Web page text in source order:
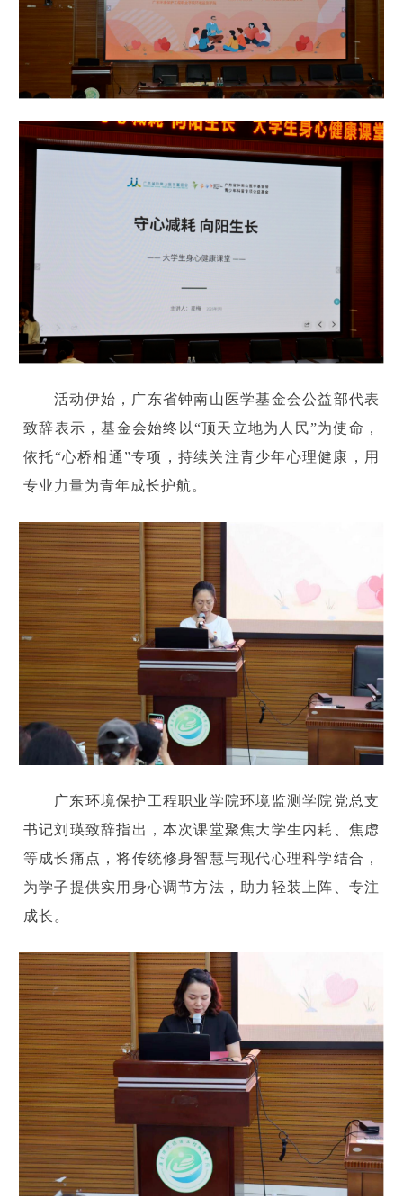
活动伊始，广东省钟南山医学基金会公益部代表
致辞表示，基金会始终以“顶天立地为人民”为使命，
依托“心桥相通”专项，持续关注青少年心理健康，用
专业力量为青年成长护航。
广东环境保护工程职业学院环境监测学院党总支
书记刘瑛致辞指出，本次课堂聚焦大学生内耗、焦虑
等成长痛点，将传统修身智慧与现代心理科学结合，
为学子提供实用身心调节方法，助力轻装上阵、专注
成长。